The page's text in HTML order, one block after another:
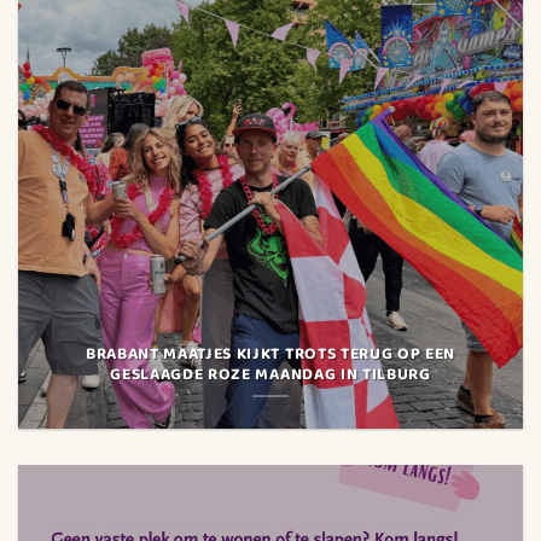
BRABANT MAATJES KIJKT TROTS TERUG OP EEN
GESLAAGDE ROZE MAANDAG IN TILBURG